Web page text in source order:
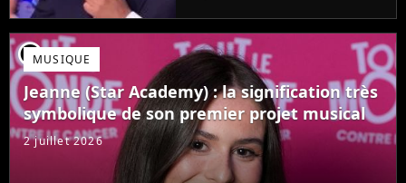
Academy est un rêve.
Mais comme l'a rappelé
une ancienne gagnante,
l'émission de TF1 n'est
pas toujours simple à
vivre.
player2MUSIQUE
Jeanne (Star Academy) : la signification très
symbolique de son premier projet musical
2 juillet 2026